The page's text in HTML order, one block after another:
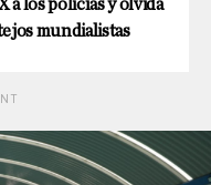
a los policías y olvida
mundialistas